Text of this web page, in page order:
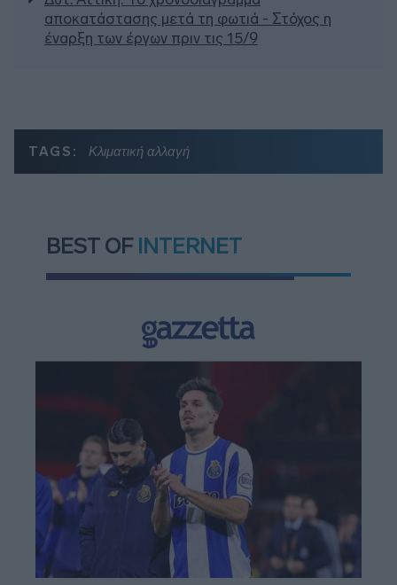
αποκατάστασης μετά τη φωτιά - Στόχος η
έναρξη των έργων πριν τις 15/9
TAGS: Κλιματική αλλαγή
BEST OF INTERNET